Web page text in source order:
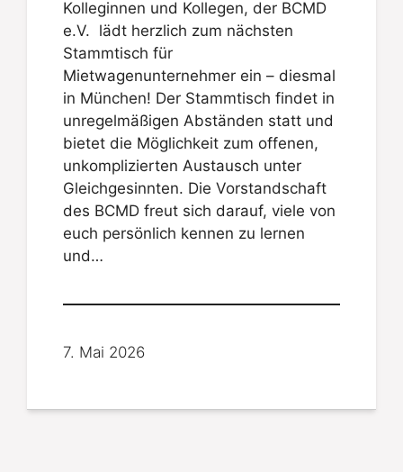
Kolleginnen und Kollegen, der BCMD
e.V. lädt herzlich zum nächsten
Stammtisch für
Mietwagenunternehmer ein – diesmal
in München! Der Stammtisch findet in
unregelmäßigen Abständen statt und
bietet die Möglichkeit zum offenen,
unkomplizierten Austausch unter
Gleichgesinnten. Die Vorstandschaft
des BCMD freut sich darauf, viele von
euch persönlich kennen zu lernen
und…
7. Mai 2026